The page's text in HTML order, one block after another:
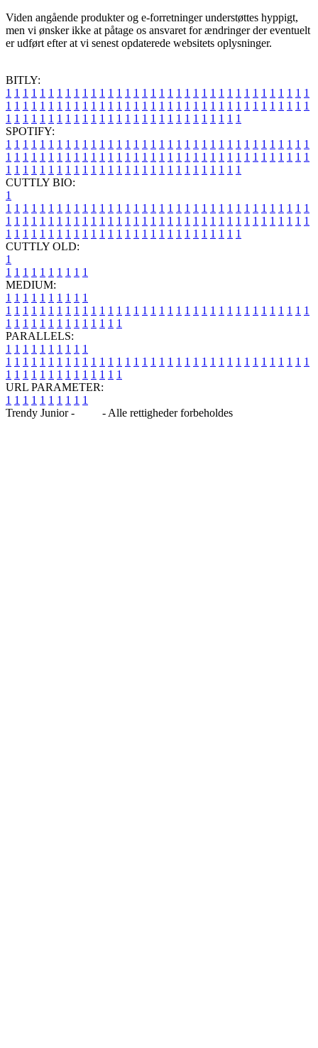
Viden angående produkter og e-forretninger understøttes hyppigt,
men vi ønsker ikke at påtage os ansvaret for ændringer der eventuelt
er udført efter at vi senest opdaterede websitets oplysninger.
BITLY:
1 1 1 1 1 1 1 1 1 1 1 1 1 1 1 1 1 1 1 1 1 1 1 1 1 1 1 1 1 1 1 1 1 1 1 1
1 1 1 1 1 1 1 1 1 1 1 1 1 1 1 1 1 1 1 1 1 1 1 1 1 1 1 1 1 1 1 1 1 1 1 1
1 1 1 1 1 1 1 1 1 1 1 1 1 1 1 1 1 1 1 1 1 1 1 1 1 1 1 1
SPOTIFY:
1 1 1 1 1 1 1 1 1 1 1 1 1 1 1 1 1 1 1 1 1 1 1 1 1 1 1 1 1 1 1 1 1 1 1 1
1 1 1 1 1 1 1 1 1 1 1 1 1 1 1 1 1 1 1 1 1 1 1 1 1 1 1 1 1 1 1 1 1 1 1 1
1 1 1 1 1 1 1 1 1 1 1 1 1 1 1 1 1 1 1 1 1 1 1 1 1 1 1 1
CUTTLY BIO:
1
1 1 1 1 1 1 1 1 1 1 1 1 1 1 1 1 1 1 1 1 1 1 1 1 1 1 1 1 1 1 1 1 1 1 1 1
1 1 1 1 1 1 1 1 1 1 1 1 1 1 1 1 1 1 1 1 1 1 1 1 1 1 1 1 1 1 1 1 1 1 1 1
1 1 1 1 1 1 1 1 1 1 1 1 1 1 1 1 1 1 1 1 1 1 1 1 1 1 1 1
CUTTLY OLD:
1
1 1 1 1 1 1 1 1 1 1
MEDIUM:
1 1 1 1 1 1 1 1 1 1
1 1 1 1 1 1 1 1 1 1 1 1 1 1 1 1 1 1 1 1 1 1 1 1 1 1 1 1 1 1 1 1 1 1 1 1
1 1 1 1 1 1 1 1 1 1 1 1 1 1
PARALLELS:
1 1 1 1 1 1 1 1 1 1
1 1 1 1 1 1 1 1 1 1 1 1 1 1 1 1 1 1 1 1 1 1 1 1 1 1 1 1 1 1 1 1 1 1 1 1
1 1 1 1 1 1 1 1 1 1 1 1 1 1
URL PARAMETER:
1 1 1 1 1 1 1 1 1 1
Trendy Junior -
- Alle rettigheder forbeholdes